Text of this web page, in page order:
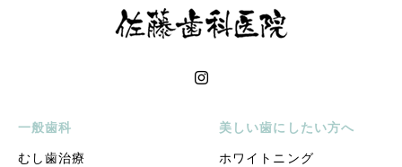
一般歯科
むし歯治療
美しい歯にしたい方へ
ホワイトニング